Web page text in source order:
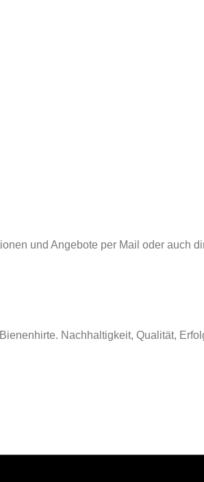
und Angebote per Mail oder auch
Nachhaltigkeit, Qualität,